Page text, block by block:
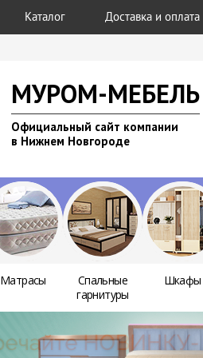
Каталог Доставка и оплата
МУРОМ-МЕБЕЛЬ
Официальный сайт компании
в Нижнем Новгороде
Матрасы
Спальные
гарнитуры
Шкафы